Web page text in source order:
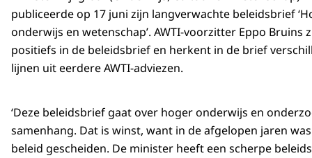
publiceerde op 17 juni zijn langverwachte beleidsbrief
onderwijs en wetenschap’. AWTI-voorzitter Eppo Bruins
positiefs in de beleidsbrief en herkent in de brief
lijnen uit eerdere AWTI-adviezen.
‘Deze beleidsbrief gaat over hoger onderwijs en
samenhang. Dat is winst, want in de afgelopen jaren
beleid gescheiden. De minister heeft een scherpe